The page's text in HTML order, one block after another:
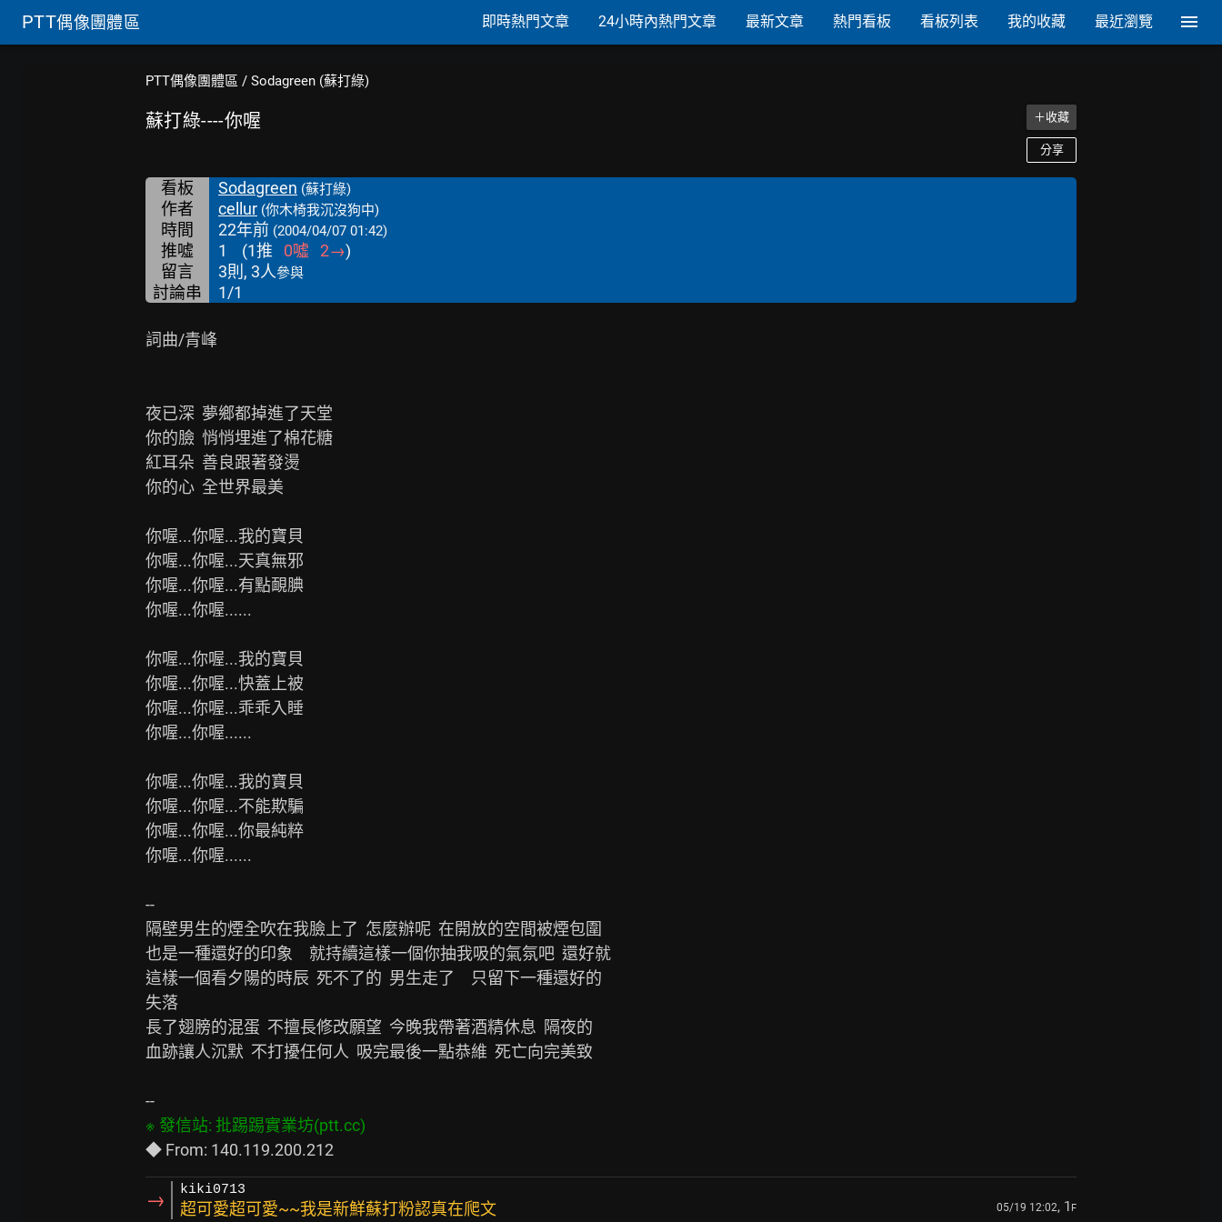
PTT偶像團體區 即時熱門文章 24小時內熱門文章 最新文章 熱門看板 看板列表 我的收藏 最近瀏覽
PTT偶像團體區 / Sodagreen (蘇打綠)
蘇打綠----你喔 ＋收藏
分享
看板 Sodagreen (蘇打綠)
作者 cellur (你木椅我沉沒狗中)
時間 22年前 (2004/04/07 01:42)
推噓 1 (1推 0噓 2→)
留言
3則, 3人參與
討論串 1/1
詞曲/青峰
夜已深  夢鄉都掉進了天堂
你的臉  悄悄埋進了棉花糖
紅耳朵  善良跟著發燙
你的心  全世界最美
你喔...你喔...我的寶貝
你喔...你喔...天真無邪
你喔...你喔...有點靦腆
你喔...你喔......
你喔...你喔...我的寶貝
你喔...你喔...快蓋上被
你喔...你喔...乖乖入睡
你喔...你喔......
你喔...你喔...我的寶貝
你喔...你喔...不能欺騙
你喔...你喔...你最純粹
你喔...你喔......
--
隔壁男生的煙全吹在我臉上了  怎麼辦呢  在開放的空間被煙包圍
也是一種還好的印象　就持續這樣一個你抽我吸的氣氛吧  還好就
這樣一個看夕陽的時辰  死不了的  男生走了　只留下一種還好的
失落
長了翅膀的混蛋  不擅長修改願望  今晚我帶著酒精休息  隔夜的
血跡讓人沉默  不打擾任何人  吸完最後一點恭維  死亡向完美致
→ kiki0713
超可愛超可愛~~我是新鮮蘇打粉認真在爬文 05/19 12:02, 1 F